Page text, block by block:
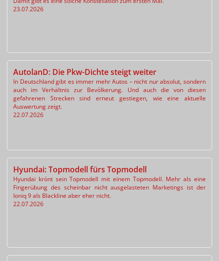
23.07.2026
AutolanD: Die Pkw-Dichte steigt weiter
In Deutschland gibt es immer mehr Autos – nicht nur absolut, sondern
auch im Verhältnis zur Bevölkerung. Und auch die von diesen
gefahrenen Strecken sind erneut gestiegen, wie eine aktuelle
Auswertung zeigt.
22.07.2026
Hyundai: Topmodell fürs Topmodell
Hyundai krönt sein Topmodell mit einem Topmodell. Mehr als eine
Fingerübung des scheinbar nicht ausgelasteten Marketings ist der
Ioniq 9 als Blackline aber eher nicht.
22.07.2026